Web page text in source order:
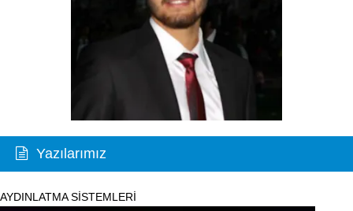
Yazılarımız
AYDINLATMA SİSTEMLERİ